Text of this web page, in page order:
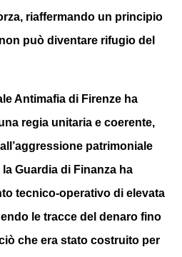
riaffermando un principio
può diventare rifugio del
Antimafia di Firenze ha
regia unitaria e coerente,
patrimoniale
Guardia di Finanza ha
tecnico-operativo di elevata
le tracce del denaro fino
che era stato costruito per